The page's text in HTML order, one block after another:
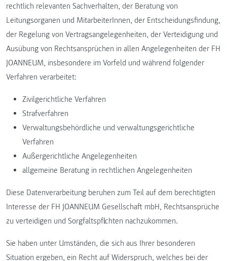
rechtlich relevanten Sachverhalten, der Beratung von
Leitungsorganen und MitarbeiterInnen, der Entscheidungsfindung,
der Regelung von Vertragsangelegenheiten, der Verteidigung und
Ausübung von Rechtsansprüchen in allen Angelegenheiten der FH
JOANNEUM, insbesondere im Vorfeld und während folgender
Verfahren verarbeitet:
Zivilgerichtliche Verfahren
Strafverfahren
Verwaltungsbehördliche und verwaltungsgerichtliche
Verfahren
Außergerichtliche Angelegenheiten
allgemeine Beratung in rechtlichen Angelegenheiten
Diese Datenverarbeitung beruhen zum Teil auf dem berechtigten
Interesse der FH JOANNEUM Gesellschaft mbH, Rechtsansprüche
zu verteidigen und Sorgfaltspflichten nachzukommen.
Sie haben unter Umständen, die sich aus Ihrer besonderen
Situation ergeben, ein Recht auf Widerspruch, welches bei der